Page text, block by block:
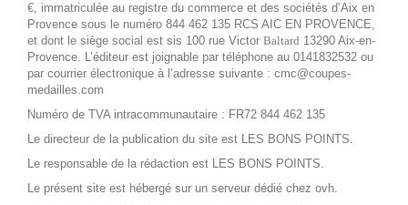
€, immatriculée au registre du commerce et des sociétés d’Aix en
Provence sous le numéro 844 462 135 RCS AIC EN PROVENCE,
et dont le siège social est sis 100 rue Victor Baltard 13290 Aix-en-
Provence. L’éditeur est joignable par téléphone au 0141832532 ou
par courrier électronique à l’adresse suivante : cmc@coupes-
medailles.com
Numéro de TVA intracommunautaire : FR72 844 462 135
Le directeur de la publication du site est LES BONS POINTS.
Le responsable de la rédaction est LES BONS POINTS.
Le présent site est hébergé sur un serveur dédié chez ovh.